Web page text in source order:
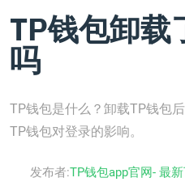
TP钱包卸载
吗
TP钱包是什么？卸载TP钱包
TP钱包对登录的影响。
发布者:TP钱包app官网- 最